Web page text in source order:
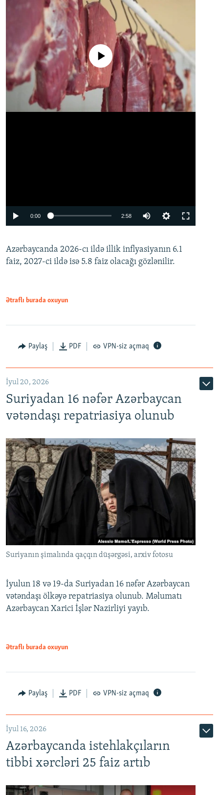
Auto
No media source currently available
0:00 2:58
360p
480p
Azərbaycanda 2026-cı ildə illik inflyasiyanın 6.1
faiz, 2027-ci ildə isə 5.8 faiz olacağı gözlənilir.
Ətraflı burada oxuyun
Paylaş PDF VPN-siz açmaq
İyul 20, 2026
Suriyadan 16 nəfər Azərbaycan
vətəndaşı repatriasiya olunub
Suriyanın şimalında qaçqın düşərgəsi, arxiv fotosu
İyulun 18 və 19-da Suriyadan 16 nəfər Azərbaycan
vətəndaşı ölkəyə repatriasiya olunub. Məlumatı
Azərbaycan Xarici İşlər Nazirliyi yayıb.
Ətraflı burada oxuyun
Paylaş PDF VPN-siz açmaq
İyul 16, 2026
Azərbaycanda istehlakçıların
tibbi xərcləri 25 faiz artıb